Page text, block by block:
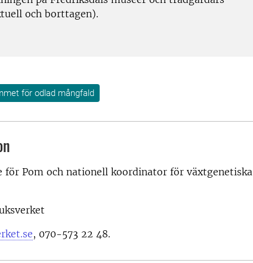
och borttagen).
för odlad mångfald
för Pom och nationell koordinator för växtgenetiska
, 070-573 22 48.